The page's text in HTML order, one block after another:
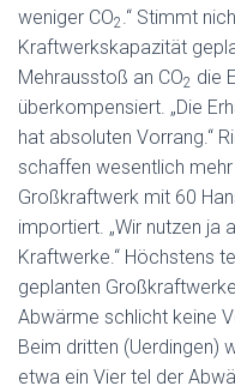
weniger CO2.“ Stimmt
Kraftwerkskapazität
Mehrausstoß an CO2 die
überkompensiert. „Die
hat absoluten Vorrang.“
schaffen wesentlich
Großkraftwerk mit 60
importiert. „Wir nutzen ja
Kraftwerke.“ Höchstens
geplanten
Abwärme schlicht keine
Beim dritten (Uerdingen)
etwa ein Vier tel der